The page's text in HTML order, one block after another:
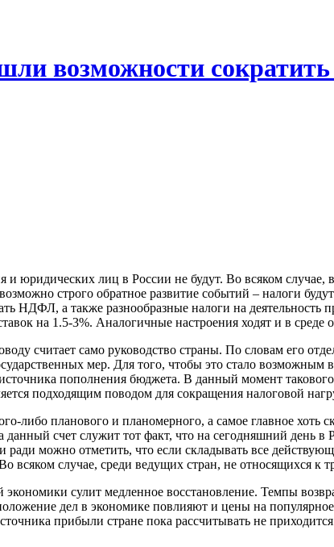
возможности
и юридических лиц в России не будут. Во всяком
строго обратное развитие событий – налоги
НДФЛ, а также разнообразные налоги на
на 1.5-3%. Аналогичные настроения ходят и в среде
считает само руководство страны. По словам его
мер. Для того, чтобы это стало
пополнения бюджета. В данный момент
подходящим поводом для сокращения налоговой
либо планового и планомерного, а самое главное
счет служит тот факт, что на сегодняшний день
ради можно отметить, что если складывать все
Во всяком случае, среди ведущих стран, не относящихся
сулит медленное восстановление. Темпы
дел в экономике повлияют и цены на
прибыли стране пока рассчитывать не